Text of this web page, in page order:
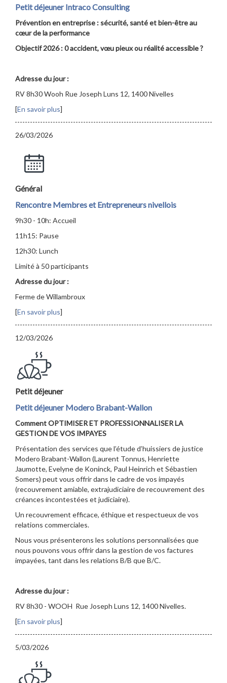
Petit déjeuner Intraco Consulting
Prévention en entreprise : sécurité, santé et bien-être au
cœur de la performance
Objectif 2026 : 0 accident, vœu pieux ou réalité accessible ?
Adresse du jour :
RV 8h30 Wooh Rue Joseph Luns 12, 1400 Nivelles
[En savoir plus]
26/03/2026
Général
Rencontre Membres et Entrepreneurs nivellois
9h30 - 10h: Accueil
11h15: Pause
12h30: Lunch
Limité à 50 participants
Adresse du jour :
Ferme de Willambroux
[En savoir plus]
12/03/2026
Petit déjeuner
Petit déjeuner Modero Brabant-Wallon
Comment OPTIMISER ET PROFESSIONNALISER LA
GESTION DE VOS IMPAYES
Présentation des services que l’étude d’huissiers de justice
Modero Brabant-Wallon (Laurent Tonnus, Henriette
Jaumotte, Evelyne de Koninck, Paul Heinrich et Sébastien
Somers) peut vous offrir dans le cadre de vos impayés
(recouvrement amiable, extrajudiciaire de recouvrement des
créances incontestées et judiciaire).
Un recouvrement efficace, éthique et respectueux de vos
relations commerciales.
Nous vous présenterons les solutions personnalisées que
nous pouvons vous offrir dans la gestion de vos factures
impayées, tant dans les relations B/B que B/C.
Adresse du jour :
RV 8h30 - WOOH Rue Joseph Luns 12, 1400 Nivelles.
[En savoir plus]
5/03/2026